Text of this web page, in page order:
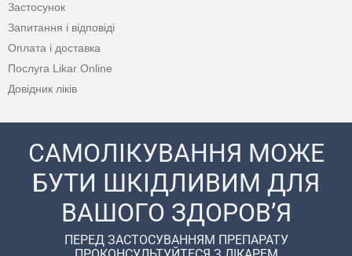
Застосунок
Запитання і відповіді
Оплата і доставка
Послуга Likar Online
Довідник ліків
САМОЛІКУВАННЯ МОЖЕ
БУТИ ШКІДЛИВИМ ДЛЯ
ВАШОГО ЗДОРОВ’Я
ПЕРЕД ЗАСТОСУВАННЯМ ПРЕПАРАТУ